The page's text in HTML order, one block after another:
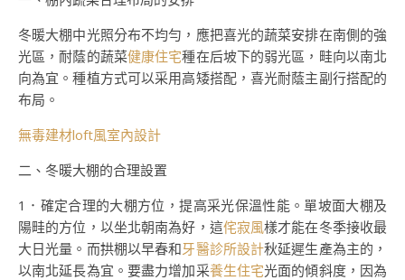
冬暖大棚中光照分布不均勻，應把喜光的蔬菜安排在南側的強
光區，耐蔭的蔬菜健康住宅種在后坡下的弱光區，畦向以南北
向為宜。種植方式可以采用高矮搭配，喜光耐蔭主副行搭配的
布局。
無毒建材loft風室內設計
二、冬暖大棚的合理設置
1．確定合理的大棚方位，提高采光保溫性能。單坡面大棚及
陽畦的方位，以坐北朝南為好，這侘寂風樣才能在冬季接收最
大日光量。而拱棚以早春和牙醫診所設計秋延遲生產為主的，
以南北延長為宜。要盡力增加采養生住宅光面的傾斜度，因為